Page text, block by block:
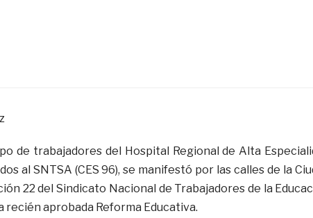
de trabajadores del Hospital Regional de Alta
al SNTSA (CES 96), se manifestó por las calles de la
22 del Sindicato Nacional de Trabajadores de la
recién aprobada Reforma Educativa.